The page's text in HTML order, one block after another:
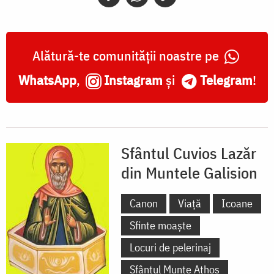
Grecia,
Sinaxar
Sfinții
(icoanele
litografiate
se
găsesc
la
Alătură-te comunității noastre pe
WhatsApp, Instagram și Telegram!
Sfântul Cuvios Lazăr
din Muntele Galision
Canon Viață
Icoane
Sfinte moaște
Locuri de pelerinaj
Sfântul Munte Athos